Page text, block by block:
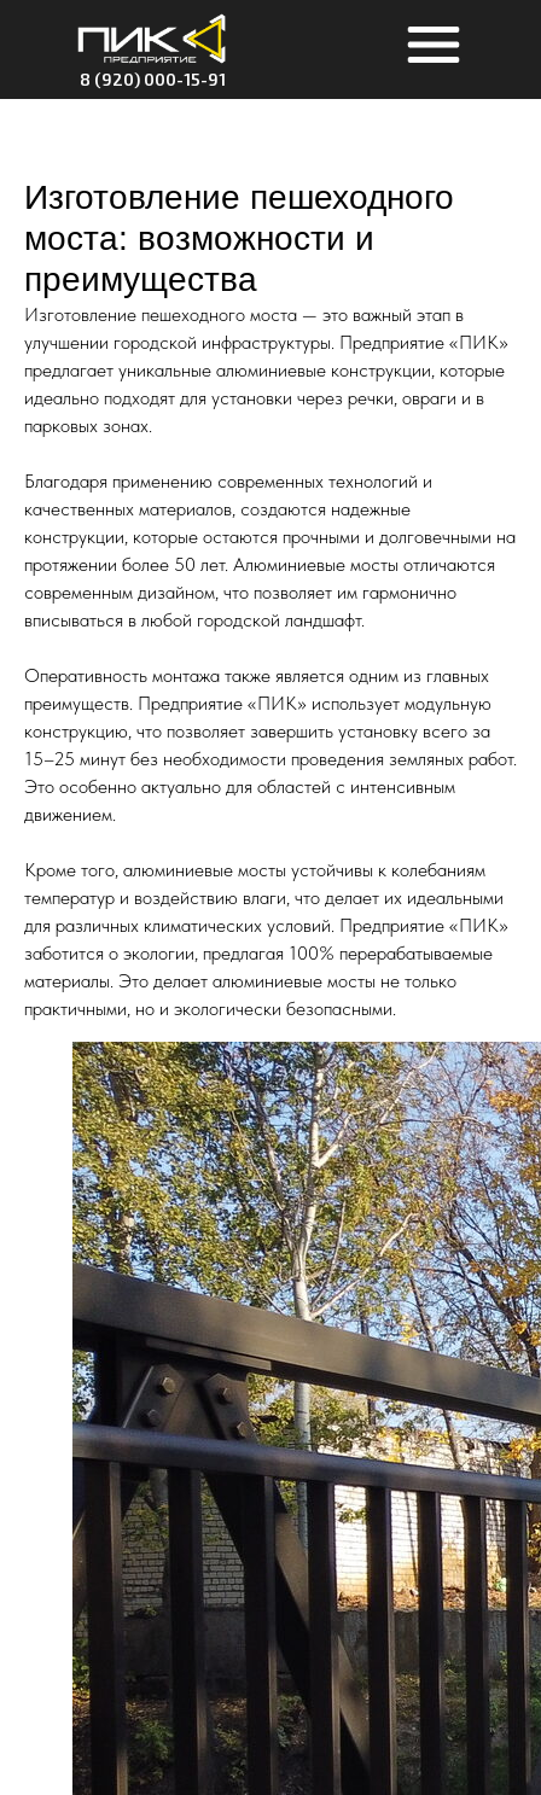
8 (920) 000-15-91
Изготовление пешеходного
моста: возможности и
преимущества
Изготовление пешеходного моста — это важный этап в
улучшении городской инфраструктуры. Предприятие «ПИК»
предлагает уникальные алюминиевые конструкции, которые
идеально подходят для установки через речки, овраги и в
парковых зонах.
Благодаря применению современных технологий и
качественных материалов, создаются надежные
конструкции, которые остаются прочными и долговечными на
протяжении более 50 лет. Алюминиевые мосты отличаются
современным дизайном, что позволяет им гармонично
вписываться в любой городской ландшафт.
Оперативность монтажа также является одним из главных
преимуществ. Предприятие «ПИК» использует модульную
конструкцию, что позволяет завершить установку всего за
15–25 минут без необходимости проведения земляных работ.
Это особенно актуально для областей с интенсивным
движением.
Кроме того, алюминиевые мосты устойчивы к колебаниям
температур и воздействию влаги, что делает их идеальными
для различных климатических условий. Предприятие «ПИК»
заботится о экологии, предлагая 100% перерабатываемые
материалы. Это делает алюминиевые мосты не только
практичными, но и экологически безопасными.